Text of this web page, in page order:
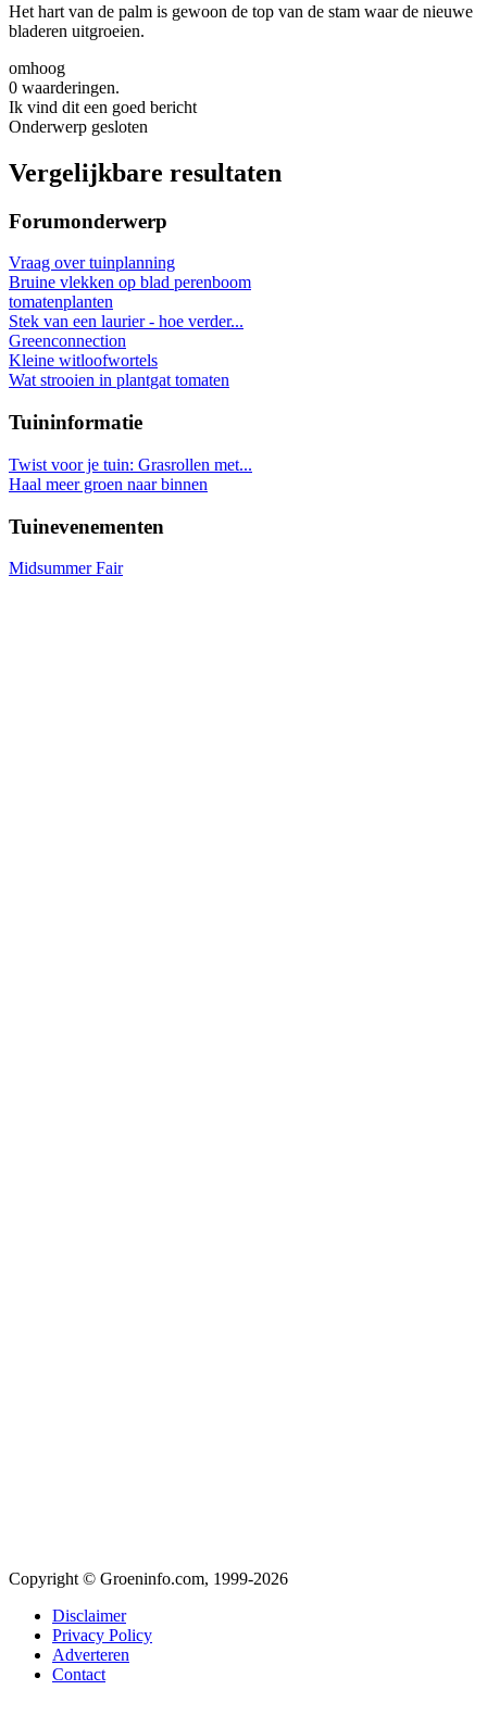
Het hart van de palm is gewoon de top van de stam waar de nieuwe
bladeren uitgroeien.
omhoog
0 waarderingen.
Ik vind dit een goed bericht
Onderwerp gesloten
Vergelijkbare resultaten
Forumonderwerp
Vraag over tuinplanning
Bruine vlekken op blad perenboom
tomatenplanten
Stek van een laurier - hoe verder...
Greenconnection
Kleine witloofwortels
Wat strooien in plantgat tomaten
Tuininformatie
Twist voor je tuin: Grasrollen met...
Haal meer groen naar binnen
Tuinevenementen
Midsummer Fair
Copyright © Groeninfo.com, 1999-2026
Disclaimer
Privacy Policy
Adverteren
Contact